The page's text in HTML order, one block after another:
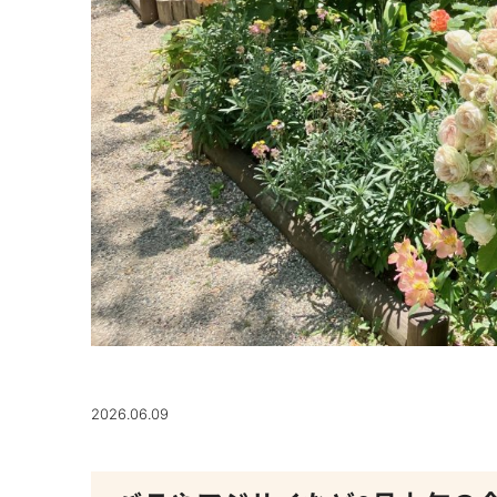
2026.06.09